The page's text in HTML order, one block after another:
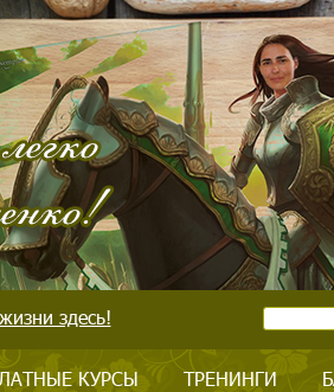
здесь!
КУРСЫ ТРЕНИНГИ